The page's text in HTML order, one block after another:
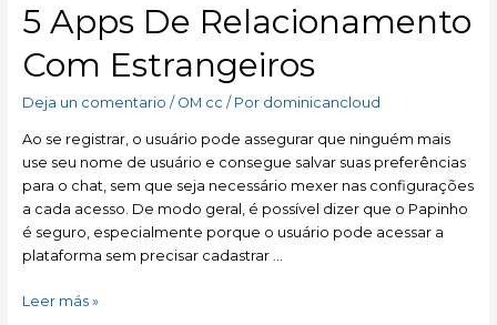
5 Apps De Relacionamento
Com Estrangeiros
Deja un comentario / OM cc / Por dominicancloud
Ao se registrar, o usuário pode assegurar que ninguém mais
use seu nome de usuário e consegue salvar suas preferências
para o chat, sem que seja necessário mexer nas configurações
a cada acesso. De modo geral, é possível dizer que o Papinho
é seguro, especialmente porque o usuário pode acessar a
plataforma sem precisar cadastrar …
Leer más »